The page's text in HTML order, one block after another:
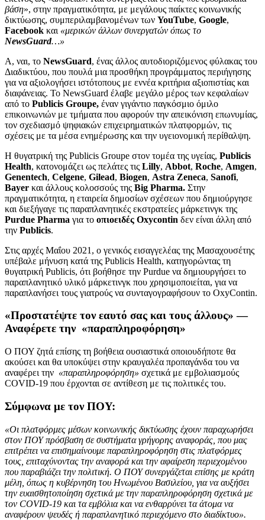
βάση», στην πραγματικότητα, με μεγάλους παίκτες κοινωνικής
δικτύωσης, συμπεριλαμβανομένων των YouTube, Google,
Facebook και «μερικών άλλων συνεργατών όπως το
NewsGuard…»
Α, ναι, το NewsGuard, ένας άλλος αυτοδιοριζόμενος φύλακας του
Διαδικτύου, που πουλά μια προσθήκη προγράμματος περιήγησης
για να αξιολογήσει ιστότοπους με εννέα κριτήρια αξιοπιστίας και
διαφάνειας. Το NewsGuard έλαβε μεγάλο μέρος των κεφαλαίων
από το Publicis Groupe, έναν γιγάντιο παγκόσμιο όμιλο
επικοινωνιών με τμήματα που αφορούν την απεικόνιση επωνυμίας,
τον σχεδιασμό ψηφιακών επιχειρηματικών πλατφορμών, τις
σχέσεις με τα μέσα ενημέρωσης και την υγειονομική περίθαλψη.
Η θυγατρική της Publicis Groupe στον τομέα της υγείας, Publicis
Health, κατονομάζει ως πελάτες τις Lilly, Abbot, Roche, Amgen,
Genentech, Celgene, Gilead, Biogen, Astra Zeneca, Sanofi,
Bayer και άλλους κολοσσούς της Big Pharma. Στην
πραγματικότητα, η εταιρεία δημοσίων σχέσεων που δημιούργησε
και διεξήγαγε τις παραπλανητικές εκστρατείες μάρκετινγκ της
Purdue Pharma για το οπιοειδές Oxycontin δεν είναι άλλη από
την Publicis.
Στις αρχές Μαΐου 2021, ο γενικός εισαγγελέας της Μασαχουσέτης
υπέβαλε μήνυση κατά της Publicis Health, κατηγορώντας τη
θυγατρική Publicis, ότι βοήθησε την Purdue να δημιουργήσει το
παραπλανητικό υλικό μάρκετινγκ που χρησιμοποιείται, για να
παραπλανήσει τους γιατρούς να συνταγογραφήσουν το OxyContin.
«Προστατέψτε τον εαυτό σας και τους άλλους» —
Αναφέρετε την «παραπληροφόρηση»
Ο ΠΟΥ ζητά επίσης τη βοήθεια ουσιαστικά οποιουδήποτε θα
ακούσει και θα υποκύψει στην κραυγαλέα προπαγάνδα του να
αναφέρει την «παραπληροφόρηση» σχετικά με εμβολιασμούς
COVID-19 που έρχονται σε αντίθεση με τις πολιτικές του.
Σύμφωνα με τον ΠΟΥ:
«Οι πλατφόρμες μέσων κοινωνικής δικτύωσης έχουν παραχωρήσει
στον ΠΟΥ πρόσβαση σε συστήματα γρήγορης αναφοράς, που μας
επιτρέπει να επισημαίνουμε παραπληροφόρηση στις πλατφόρμες
τους, επιταχύνοντας την αναφορά και την αφαίρεση περιεχομένου
που παραβιάζει την πολιτική. Ο ΠΟΥ συνεργάζεται επίσης με κράτη
μέλη, όπως η κυβέρνηση του Ηνωμένου Βασιλείου, για να αυξήσει
την ευαισθητοποίηση σχετικά με την παραπληροφόρηση σχετικά με
τον COVID-19 και τα εμβόλια και να ενθαρρύνει τα άτομα να
αναφέρουν ψευδές ή παραπλανητικό περιεχόμενο στο διαδίκτυο».